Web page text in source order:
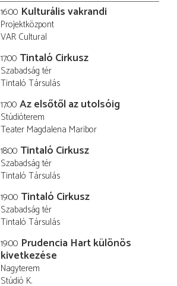
16:00 Kulturális vakrandi
Projektközpont
VAR Cultural
17:00 Tintaló Cirkusz
Szabadság tér
Tintaló Társulás
17:00 Az elsőtől az utolsóig
Stúdióterem
Teater Magdalena Maribor
18:00 Tintaló Cirkusz
Szabadság tér
Tintaló Társulás
19:00 Tintaló Cirkusz
Szabadság tér
Tintaló Társulás
19:00 Prudencia Hart különös
kivetkezése
Nagyterem
Stúdió K.